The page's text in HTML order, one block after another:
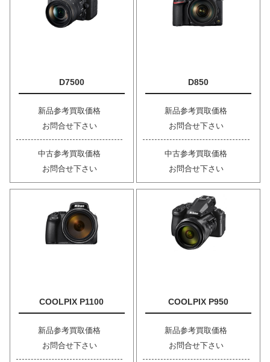
D7500
新品参考買取価格
お問合せ下さい
中古参考買取価格
お問合せ下さい
D850
新品参考買取価格
お問合せ下さい
中古参考買取価格
お問合せ下さい
COOLPIX P1100
新品参考買取価格
お問合せ下さい
COOLPIX P950
新品参考買取価格
お問合せ下さい